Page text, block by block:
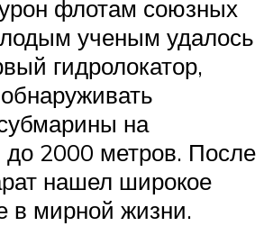
флотам союзных
ученым удалось
гидролокатор,
на
до 2000 метров. После
нашел широкое
в мирной жизни.